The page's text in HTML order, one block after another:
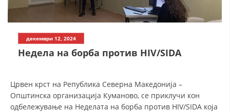
ИСТОРИЈАТ НА ЦКРМ
ИСТОРИЈАТ НА ДВИЖЕЊЕТО
КОНТАКТ ИНФОРМАЦИИ
декември 12, 2024
Недела на борба против HIV/SIDA
Црвен крст на Република Северна Македонија –
Општинска организација Куманово, се приклучи кон
одбележување на Неделата на борба против HIV/SIDA која